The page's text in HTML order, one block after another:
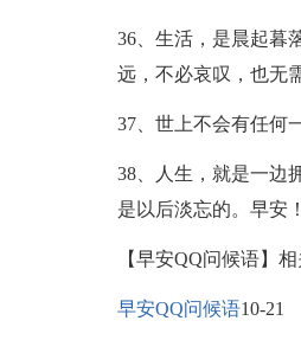
36、生活，是晨起暮
远，不必哀叹，也无
37、世上不会有任何
38、人生，就是一边
是以后淡忘的。早安！
【早安QQ问候语】相
早安QQ问候语10-21